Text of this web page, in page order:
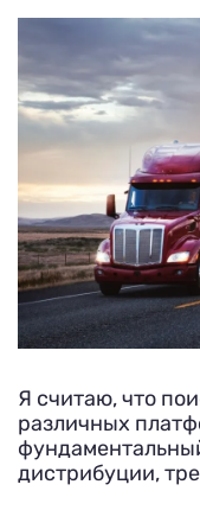
Я считаю, что
различных
дистрибуции,